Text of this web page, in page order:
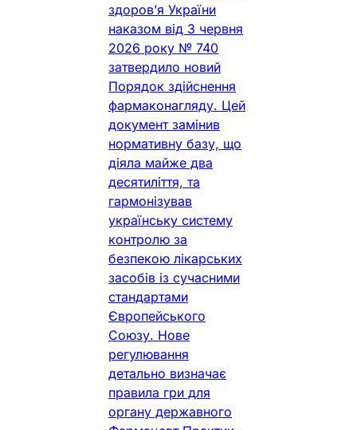
здоров’я України
наказом від 3 червня
2026 року № 740
затвердило новий
Порядок здійснення
фармаконагляду. Цей
документ замінив
нормативну базу, що
діяла майже два
десятиліття, та
гармонізував
українську систему
контролю за
безпекою лікарських
засобів із сучасними
стандартами
Європейського
Союзу. Нове
регулювання
детально визначає
правила гри для
органу державного